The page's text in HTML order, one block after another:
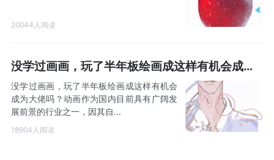
20044人阅读
没学过画画，玩了半年板绘画成这样有机会成为大佬吗？
没学过画画，玩了半年板绘画成这样有机会
成为大佬吗？动画作为国内目前具有广阔发
展前景的行业之一，因其自...
18904人阅读